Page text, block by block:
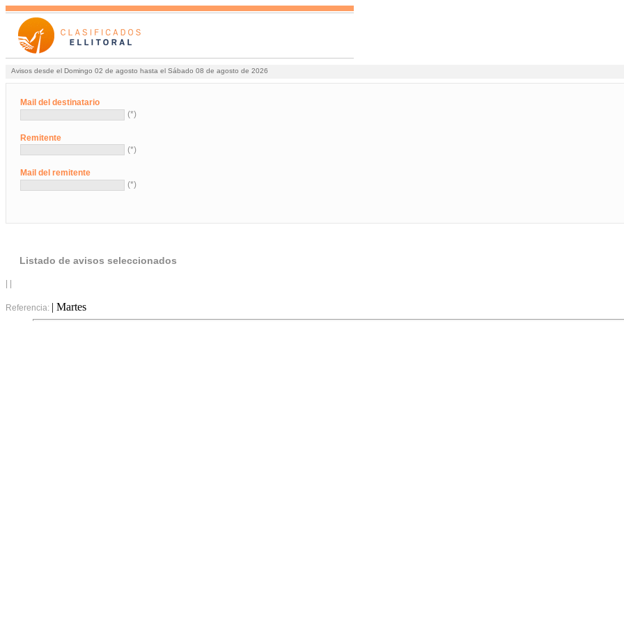
Avisos desde el Domingo 02 de agosto hasta el Sábado 08 de agosto de 2026
Mail del destinatario
(*)
Remitente
(*)
Mail del remitente
(*)
Listado de avisos seleccionados
Referencia: | Martes